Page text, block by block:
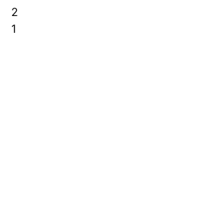
2
1